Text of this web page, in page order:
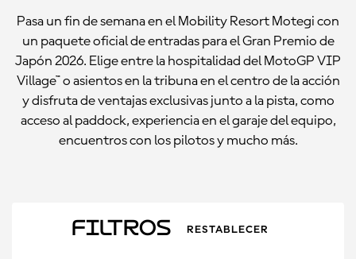
Pasa un fin de semana en el Mobility Resort Motegi con
un paquete oficial de entradas para el Gran Premio de
Japón 2026. Elige entre la hospitalidad del MotoGP VIP
Village™ o asientos en la tribuna en el centro de la acción
y disfruta de ventajas exclusivas junto a la pista, como
acceso al paddock, experiencia en el garaje del equipo,
encuentros con los pilotos y mucho más.
Filtros RESTABLECER